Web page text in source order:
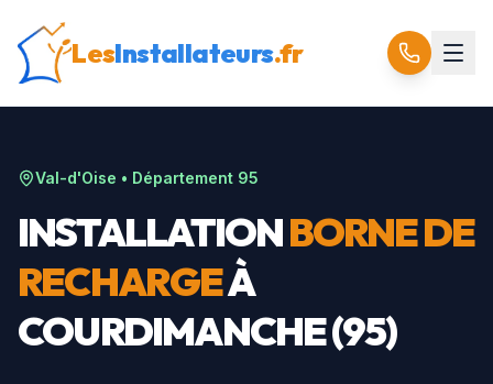
LesInstallateurs.fr
Val-d'Oise • Département 95
INSTALLATIONBORNE DE
RECHARGEÀ
COURDIMANCHE(95)